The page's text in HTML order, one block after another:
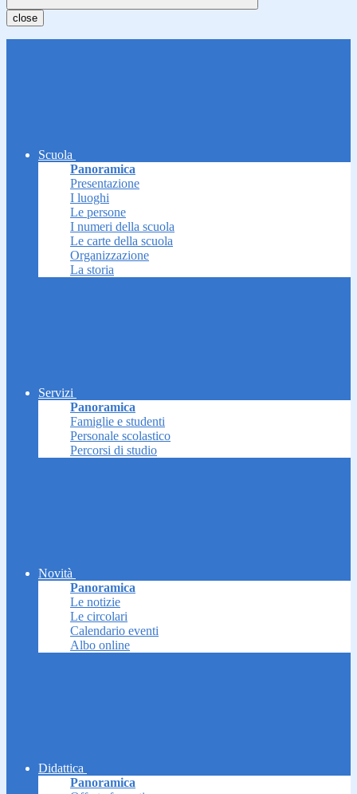
close
Scuola
Panoramica
Presentazione
I luoghi
Le persone
I numeri della scuola
Le carte della scuola
Organizzazione
La storia
Servizi
Panoramica
Famiglie e studenti
Personale scolastico
Percorsi di studio
Novità
Panoramica
Le notizie
Le circolari
Calendario eventi
Albo online
Didattica
Panoramica